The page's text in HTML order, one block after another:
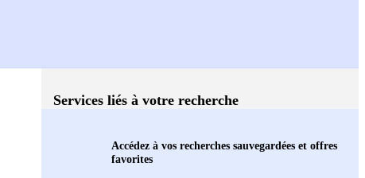
Services liés à votre recherche
Accédez à vos recherches sauvegardées et offres
favorites